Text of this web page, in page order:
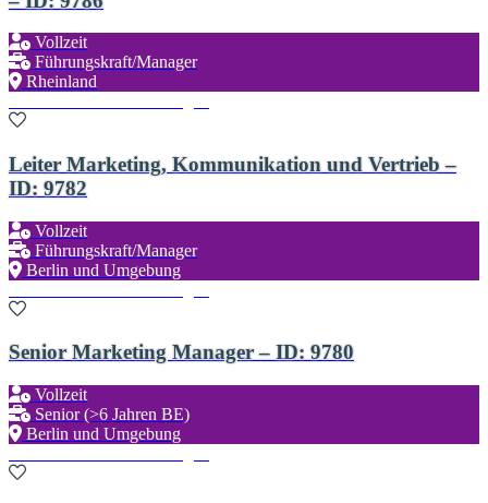
Vollzeit
Führungskraft/Manager
Rheinland
Leiter Marketing, Kommunikation und Vertrieb –
ID: 9782
Vollzeit
Führungskraft/Manager
Berlin und Umgebung
Senior Marketing Manager – ID: 9780
Vollzeit
Senior (>6 Jahren BE)
Berlin und Umgebung